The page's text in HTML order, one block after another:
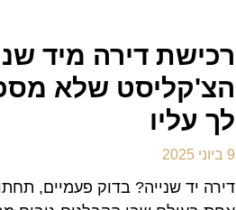
רכישת דירה מיד
הצ'קליסט שלא
לך עליו
9 ביוני 2025
דירה יד שנייה? בדוק פעמיים,